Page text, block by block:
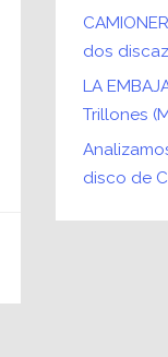
dos
LA
Trillones
disco de